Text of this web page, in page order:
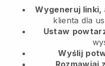
Wygeneruj linki,
klienta dla
Ustaw
Wyślij
Rozmawiaj